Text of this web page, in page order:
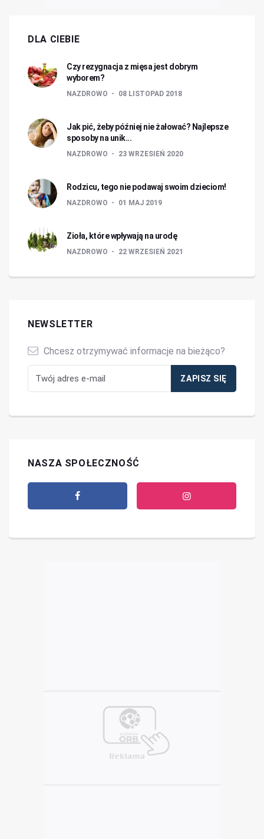
DLA CIEBIE
Czy rezygnacja z mięsa jest dobrym
wyborem?
NAZDROWO 08 LISTOPAD 2018
Jak pić, żeby później nie żałować? Najlepsze
sposoby na unik...
NAZDROWO 23 WRZESIEŃ 2020
Rodzicu, tego nie podawaj swoim dzieciom!
NAZDROWO 01 MAJ 2019
Zioła, które wpływają na urodę
NAZDROWO 22 WRZESIEŃ 2021
NEWSLETTER
Chcesz otrzymywać informacje na bieżąco?
NASZA SPOŁECZNOŚĆ